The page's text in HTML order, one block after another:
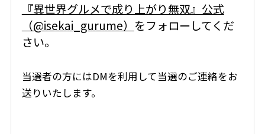
『異世界グルメで成り上がり無双』公式
（@isekai_gurume） をフォローしてくだ
さい。
当選者の方にはDMを利用して当選のご連絡をお
送りいたします。